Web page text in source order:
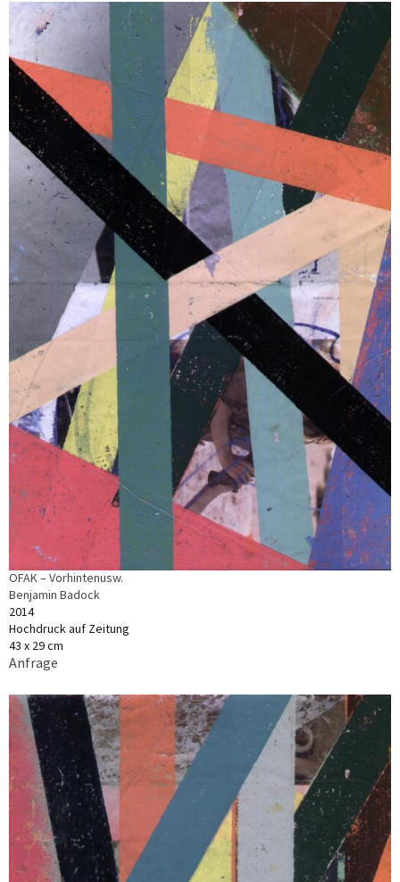
OFAK – Vorhintenusw.
Benjamin Badock
2014
Hochdruck auf Zeitung
43 x 29 cm
Anfrage